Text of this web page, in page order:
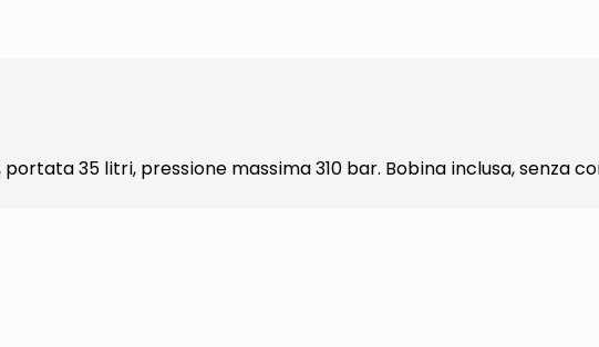
35 litri, pressione massima 310 bar. Bobina inclusa, senza